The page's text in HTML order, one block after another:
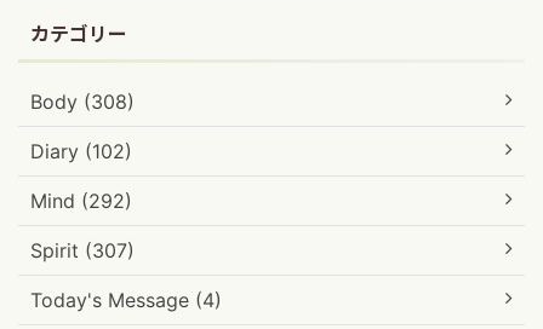
カテゴリー
Body (308)
Diary (102)
Mind (292)
Spirit (307)
Today's Message (4)